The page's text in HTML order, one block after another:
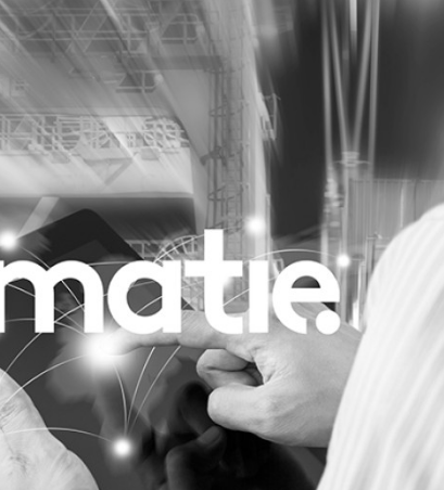
Purpose Marketing
Reputatie & crisis